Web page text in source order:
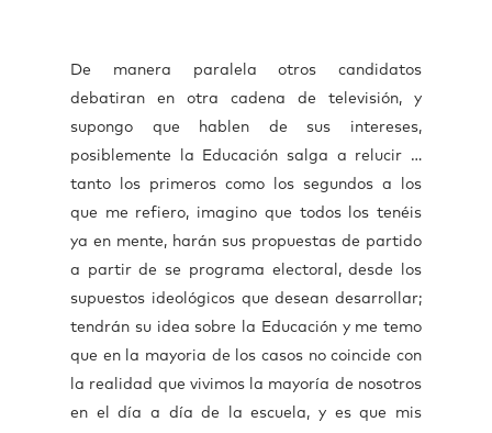
De manera paralela otros candidatos
debatiran en otra cadena de televisión, y
supongo que hablen de sus intereses,
posiblemente la Educación salga a relucir …
tanto los primeros como los segundos a los
que me refiero, imagino que todos los tenéis
ya en mente, harán sus propuestas de partido
a partir de se programa electoral, desde los
supuestos ideológicos que desean desarrollar;
tendrán su idea sobre la Educación y me temo
que en la mayoria de los casos no coincide con
la realidad que vivimos la mayoría de nosotros
en el día a día de la escuela, y es que mis